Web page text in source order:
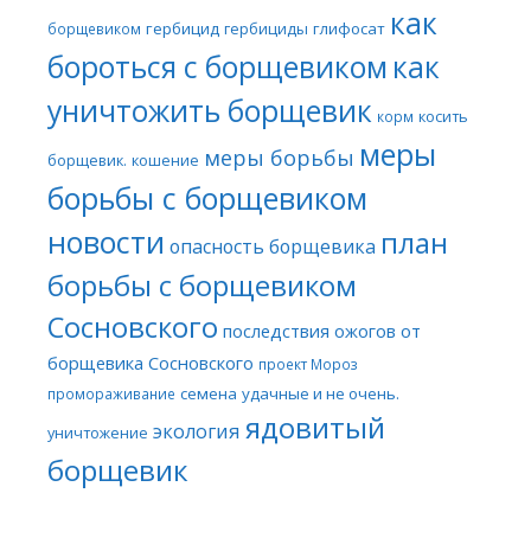
борщевиком гербицид гербициды глифосат как
бороться с борщевиком как
уничтожить борщевик корм косить
борщевик. кошение меры борьбы меры
борьбы с борщевиком
новости опасность борщевика план
борьбы с борщевиком
Сосновского последствия ожогов от
борщевика Сосновского проект Мороз
промораживание семена удачные и не очень.
уничтожение экология ядовитый
борщевик